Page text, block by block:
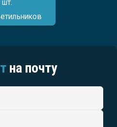
шт.
на почту